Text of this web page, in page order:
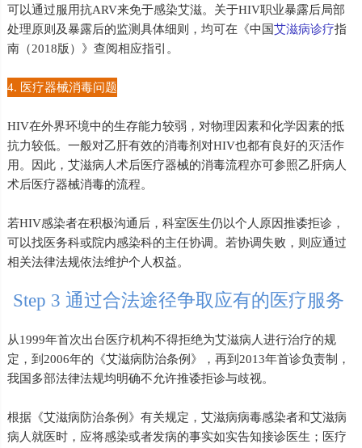
可以通过服用抗ARV来免于感染艾滋。关于HIV职业暴露后局部
处理原则及暴露后的监测具体细则，均可在《中国艾滋病诊疗指
南（2018版）》查阅相应指引。
4. 医疗器械消毒问题
HIV在外界环境中的生存能力较弱，对物理因素和化学因素的抵
抗力较低。一般对乙肝有效的消毒剂对HIV也都有良好的灭活作
用。因此，艾滋病人术后医疗器械的消毒流程亦可参照乙肝病人
术后医疗器械消毒的流程。
若HIV感染者在积极沟通后，科室医生仍以个人原因推诿拒诊，
可以找医务科或院内感染科的主任协调。若协调失败，则应通过
相关法律法规依法维护个人权益。
Step 3 通过合法途径争取应有的医疗服务
从1999年首次出台医疗机构不得拒绝为艾滋病人进行治疗的规
定，到2006年的《艾滋病防治条例》，再到2013年首诊负责制，
我国多部法律法规均明确不允许推诿拒诊与歧视。
根据《艾滋病防治条例》有关规定，艾滋病病毒感染者和艾滋病
病人就医时，应将感染或者发病的事实如实告知接诊医生；医疗